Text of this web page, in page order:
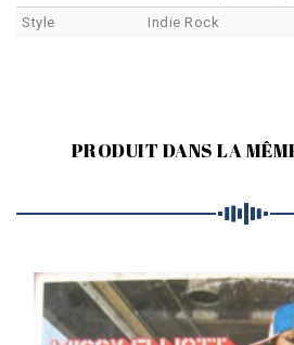
Style
Indie Rock
PRODUIT DANS LA